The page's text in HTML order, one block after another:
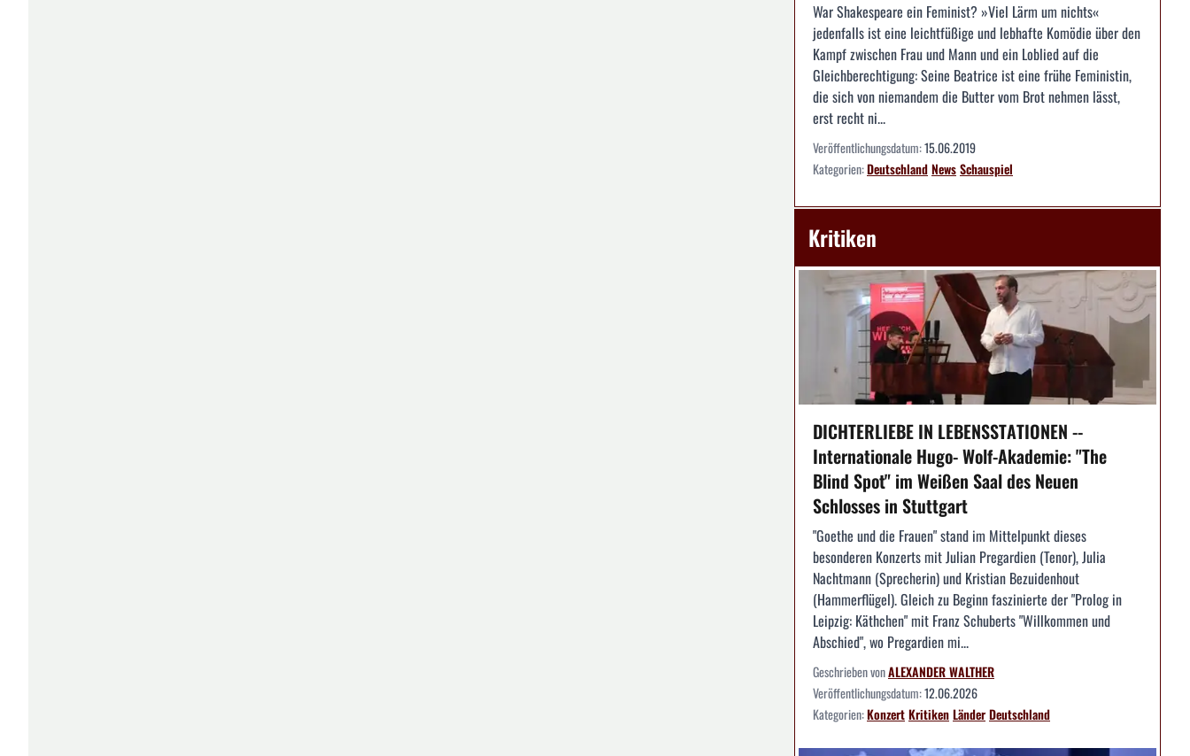
War Shakespeare ein Feminist? »Viel Lärm um nichts«
jedenfalls ist eine leichtfüßige und lebhafte Komödie über den
Kampf zwischen Frau und Mann und ein Loblied auf die
Gleichberechtigung: Seine Beatrice ist eine frühe Feministin,
die sich von niemandem die Butter vom Brot nehmen lässt,
erst recht ni...
Veröffentlichungsdatum:15.06.2019
Kategorien:DeutschlandNewsSchauspiel
Kritiken
DICHTERLIEBE IN LEBENSSTATIONEN --
Internationale Hugo- Wolf-Akademie: "The
Blind Spot" im Weißen Saal des Neuen
Schlosses in Stuttgart
"Goethe und die Frauen" stand im Mittelpunkt dieses
besonderen Konzerts mit Julian Pregardien (Tenor), Julia
Nachtmann (Sprecherin) und Kristian Bezuidenhout
(Hammerflügel). Gleich zu Beginn faszinierte der "Prolog in
Leipzig: Käthchen" mit Franz Schuberts "Willkommen und
Abschied", wo Pregardien mi...
Geschrieben vonALEXANDER WALTHER
Veröffentlichungsdatum:12.06.2026
Kategorien:KonzertKritikenLänderDeutschland